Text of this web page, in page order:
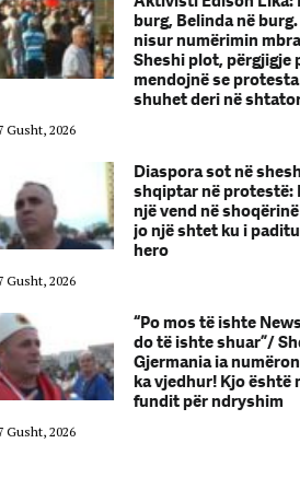
burg, Belinda në
nisur numërimin
Sheshi plot, përgjigje
mendojnë se
shuhet deri në
Gusht, 2026
Diaspora sot në
shqiptar në protestë:
një vend në
jo një shtet ku i
hero
Gusht, 2026
“Po mos të ishte
do të ishte shuar”/
Gjermania ia
ka vjedhur! Kjo është
fundit për ndryshim
Gusht, 2026